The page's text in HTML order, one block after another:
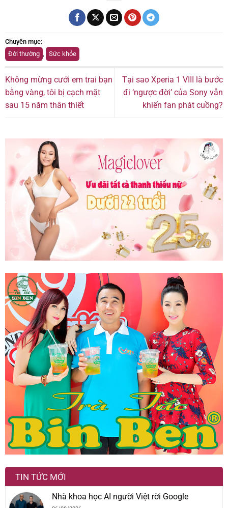
Chuyên mục:
Đời thường
Sức khỏe
Không mừng cưới em trai bạn
bằng vàng, tôi bị cạch mặt
sau 15 năm thân thiết
Tại sao Xperia 1 VIII là bước
đi ‘ngược đời’ của Sony vẫn
khiến fan phát cuồng?
TIN TỨC MỚI
Nhà khoa học AI người Việt rời Google